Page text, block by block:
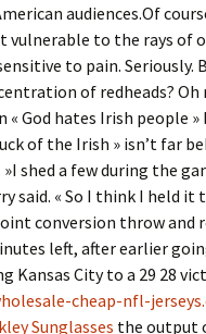
audiences.Of
vulnerable to the rays of
to pain. Seriously.
of redheads?
God hates Irish people
of the Irish » isn’t far
shed a few during the
said. « So I think I held
conversion throw
left, after earlier
Kansas City to a 29 28
cheap-nfl-
Sunglasses the output